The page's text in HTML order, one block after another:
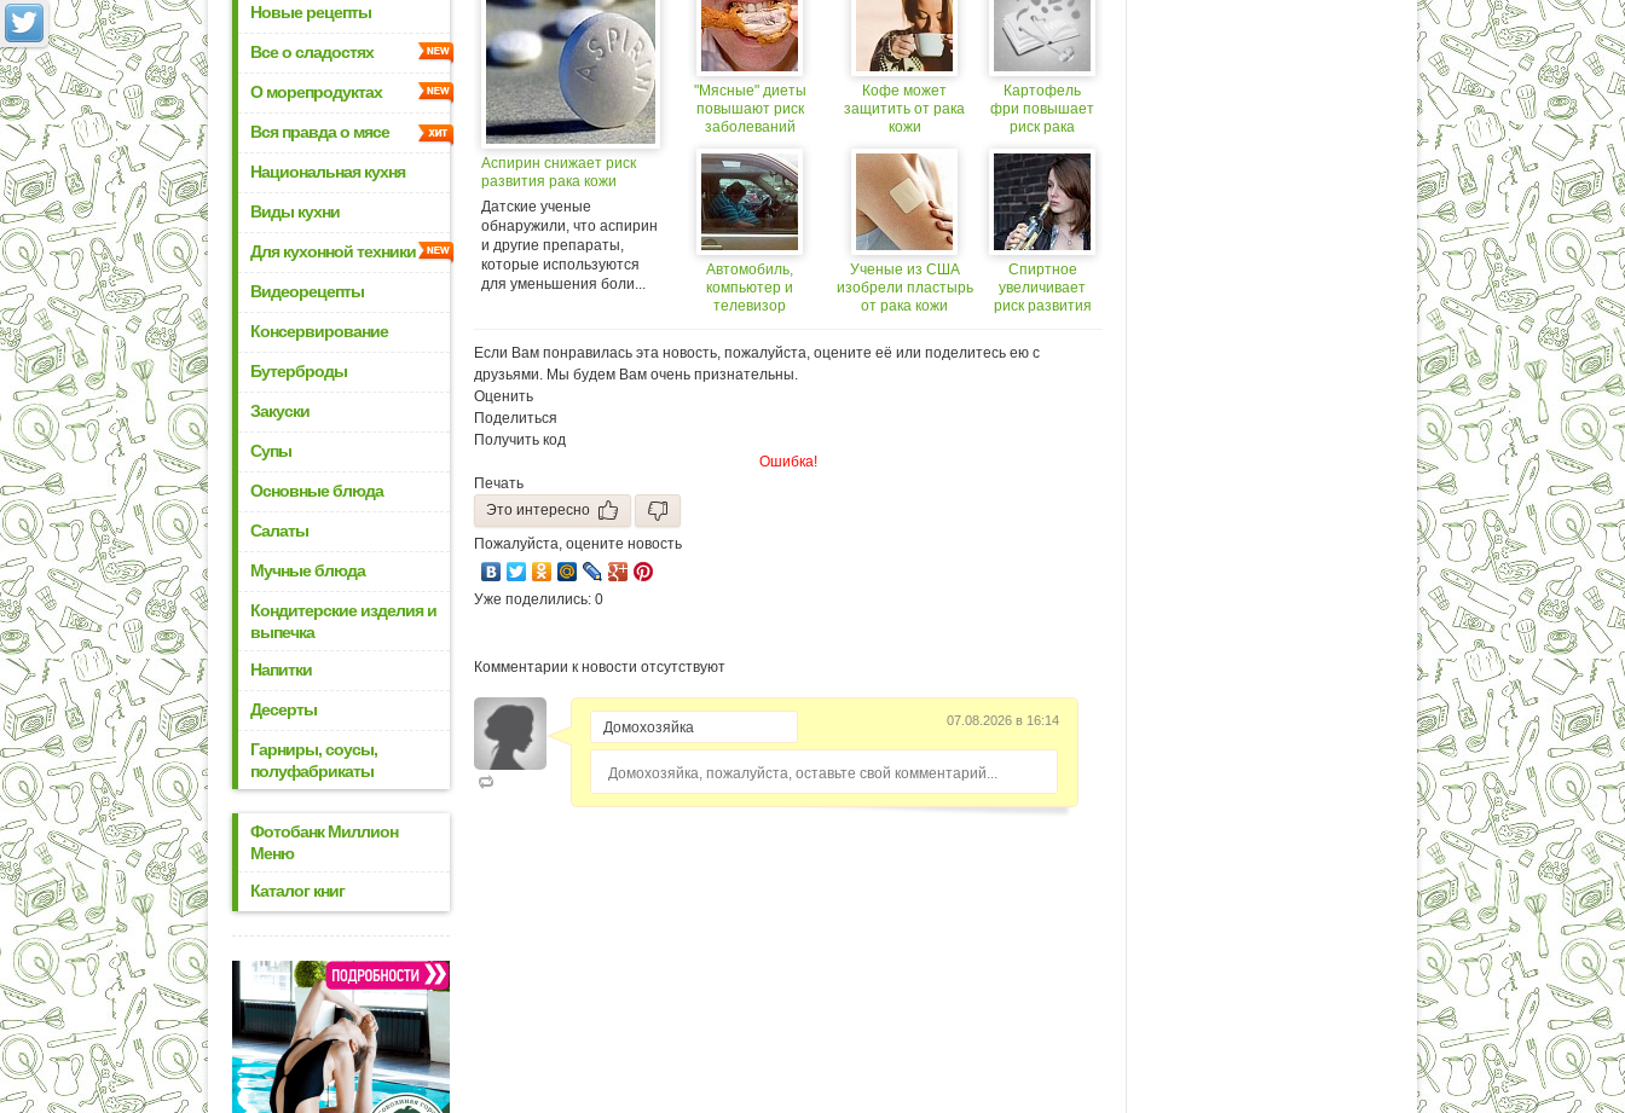
Новые рецепты
Все о сладостях
О морепродуктах
Вся правда о мясе
Национальная кухня
Виды кухни
Для кухонной техники
Видеорецепты
Консервирование
Бутерброды
Закуски
Супы
Основные блюда
Салаты
Мучные блюда
Кондитерские изделия и
выпечка
Напитки
Десерты
Гарниры, соусы,
полуфабрикаты
Фотобанк Миллион
Меню
Каталог книг
Аспирин снижает риск
развития рака кожи
Датские ученые
обнаружили, что аспирин
и другие препараты,
которые используются
для уменьшения боли...
"Мясные" диеты
повышают риск
заболеваний
Автомобиль,
компьютер и
телевизор
развития диабета и
ожирения
Кофе может
защитить от рака
кожи
Ученые из США
изобрели пластырь
от рака кожи
Картофель
фри повышает
риск рака
Спиртное
увеличивает
риск развития
Если Вам понравилась эта новость, пожалуйста, оцените её или поделитесь ею с
друзьями. Мы будем Вам очень признательны.
Оценить
Поделиться
Получить код
Ошибка!
Печать
Это интересно
Пожалуйста, оцените новость
Уже поделились: 0
Комментарии к новости отсутствуют
07.08.2026 в 16:14
Домохозяйка, пожалуйста, оставьте свой комментарий...